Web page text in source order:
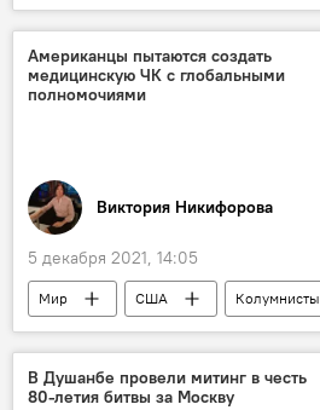
Американцы пытаются создать
медицинскую ЧК с глобальными
полномочиями
Виктория Никифорова
5 декабря 2021, 14:05
Мир США
Колумнисты
коронавирус
ВОЗ
В Душанбе провели митинг в честь
80-летия битвы за Москву